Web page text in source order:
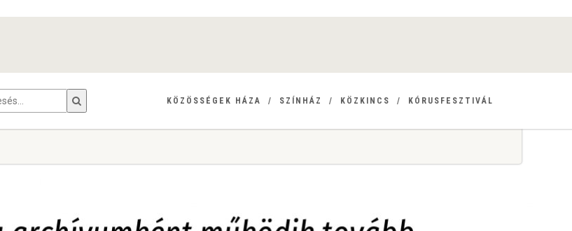
KÖZÖSSÉGEK HÁZA SZÍNHÁZ KÖZKINCS KÓRUSFESZTIVÁL